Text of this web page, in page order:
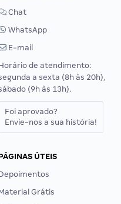
Chat
WhatsApp
E-mail
de atendimento:
a sexta (8h às 20h),
(9h às 13h).
Foi aprovado?
Envie-nos a sua história!
ÚTEIS
Grátis